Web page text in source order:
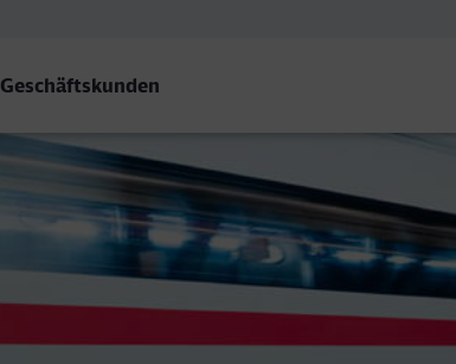
Geschäftskunden